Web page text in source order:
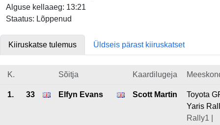
Alguse kellaaeg: 13:21
Staatus: Lõppenud
Kiiruskatse tulemus Üldseis pärast kiiruskatset
K. Sõitja Kaardilugeja
1. 33 Elfyn Evans Scott Martin
Toyota
Yaris
Rally1 |